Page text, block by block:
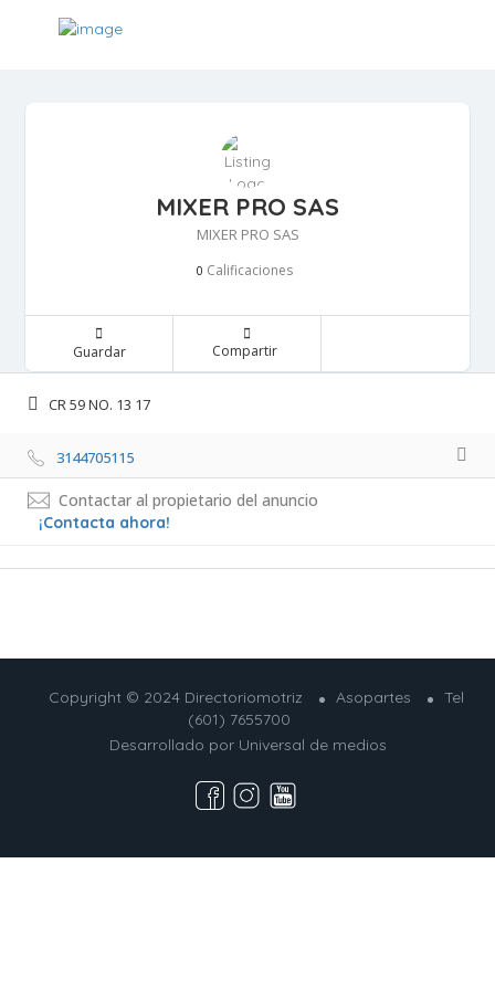
MIXER PRO SAS
MIXER PRO SAS
0 Calificaciones
Guardar Compartir
CR 59 NO. 13 17
3144705115
Contactar al propietario del anuncio
¡Contacta ahora!
Copyright © 2024 Directoriomotriz Asopartes
Tel
(601) 7655700
Desarrollado por Universal de medios